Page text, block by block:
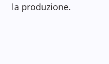
la produzione.